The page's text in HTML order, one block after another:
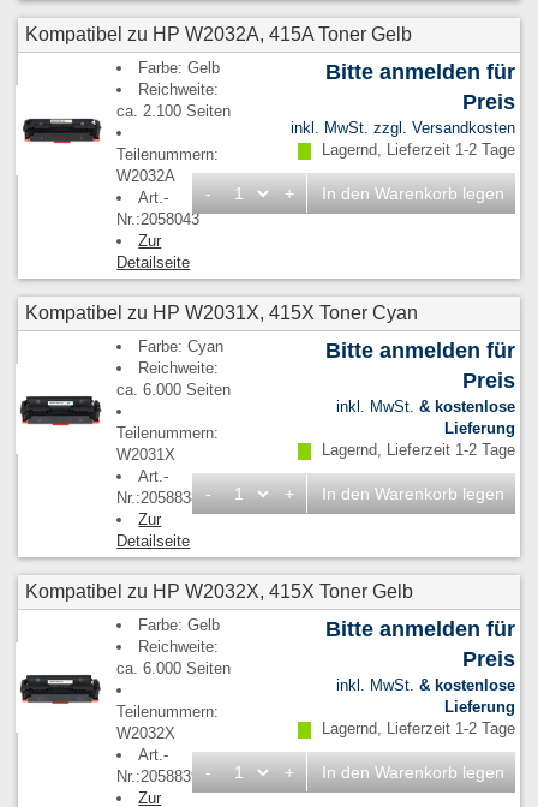
Kompatibel zu HP W2032A, 415A Toner Gelb
Farbe: Gelb
Reichweite:
ca. 2.100 Seiten
Teilenummern:
W2032A
Art.-
Nr.:2058043
Zur
Detailseite
Bitte anmelden für
Preis
inkl. MwSt. zzgl. Versandkosten
Lagernd, Lieferzeit 1-2 Tage
- + In den Warenkorb legen
Kompatibel zu HP W2031X, 415X Toner Cyan
Farbe: Cyan
Reichweite:
ca. 6.000 Seiten
Teilenummern:
W2031X
Art.-
Nr.:2058838
Zur
Detailseite
Bitte anmelden für
Preis
inkl. MwSt. & kostenlose
Lieferung
Lagernd, Lieferzeit 1-2 Tage
- + In den Warenkorb legen
Kompatibel zu HP W2032X, 415X Toner Gelb
Farbe: Gelb
Reichweite:
ca. 6.000 Seiten
Teilenummern:
W2032X
Art.-
Nr.:2058839
Zur
Bitte anmelden für
Preis
inkl. MwSt. & kostenlose
Lieferung
Lagernd, Lieferzeit 1-2 Tage
- + In den Warenkorb legen